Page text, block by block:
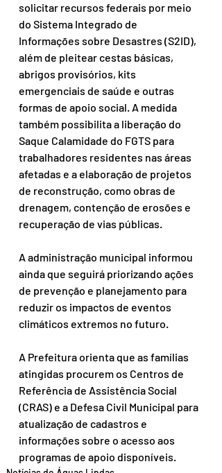
solicitar recursos federais por meio
do Sistema Integrado de
Informações sobre Desastres (S2ID),
além de pleitear cestas básicas,
abrigos provisórios, kits
emergenciais de saúde e outras
formas de apoio social. A medida
também possibilita a liberação do
Saque Calamidade do FGTS para
trabalhadores residentes nas áreas
afetadas e a elaboração de projetos
de reconstrução, como obras de
drenagem, contenção de erosões e
recuperação de vias públicas.
A administração municipal informou
ainda que seguirá priorizando ações
de prevenção e planejamento para
reduzir os impactos de eventos
climáticos extremos no futuro.
A Prefeitura orienta que as famílias
atingidas procurem os Centros de
Referência de Assistência Social
(CRAS) e a Defesa Civil Municipal para
atualização de cadastros e
informações sobre o acesso aos
programas de apoio disponíveis.